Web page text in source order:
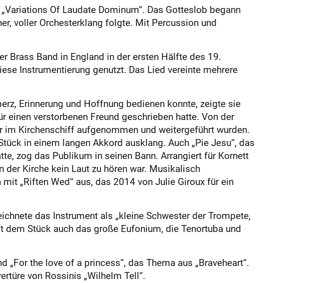
Of Laudate Dominum“. Das Gotteslob begann
voller Orchesterklang folgte. Mit Percussion und
Brass Band in England in der ersten Hälfte des 19.
Ins­trumentierung genutzt. Das Lied vereinte mehrere
Erinnerung und Hoffnung bedienen konnte, zeigte sie
einen verstorbenen Freund geschrieben hatte. Von der
im Kirchenschiff aufgenommen und weitergeführt wurden.
in einem langen Akkord ausklang. Auch „Pie Jesu“, das
zog das Publikum in seinen Bann. Arrangiert für Kornett
Kirche kein Laut zu hören war. Musikalisch
„Riften Wed“ aus, das 2014 von Julie Giroux für ein
das Instrument als „kleine Schwester der Trompete,
Stück auch das große Eufonium, die Tenortuba und
the love of a princess“, das Thema aus „Braveheart“.
von Rossinis „Wilhelm Tell“.